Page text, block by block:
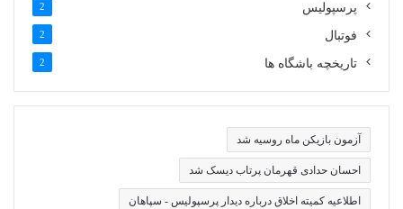
پرسپولیس 2
فوتبال 2
تاریخچه باشگاه ها 2
آزمون بازیکن ماه روسیه شد
احسان حدادی قهرمان پرتاب دیسک شد
اطلاعیه کمیته اخلاق درباره دیدار پرسپولیس - سپاهان